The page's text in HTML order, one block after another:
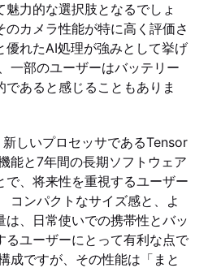
力的な選択肢となるでしょ
のカメラ性能が特に高く評価さ
優れたAI処理が強みとして挙げ
一部のユーザーはバッテリー
あると感じることもありま
しいプロセッサであるTensor
能と7年間の長期ソフトウェア
で、将来性を重視するユーザー
コンパクトなサイズ感と、よ
は、日常使いでの携帯性とバッ
るユーザーにとって有利な点で
成ですが、その性能は「まと